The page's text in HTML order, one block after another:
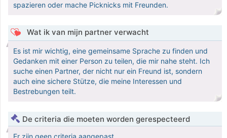
spazieren oder mache Picknicks mit Freunden.
Wat ik van mijn partner verwacht
Es ist mir wichtig, eine gemeinsame Sprache zu finden und
Gedanken mit einer Person zu teilen, die mir nahe steht. Ich
suche einen Partner, der nicht nur ein Freund ist, sondern
auch eine sichere Stütze, die meine Interessen und
Bestrebungen teilt.
De criteria die moeten worden gerespecteerd